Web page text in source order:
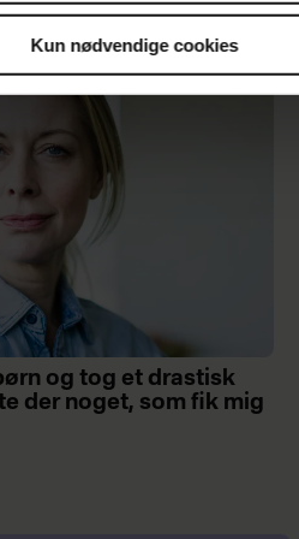
Kun nødvendige cookies
og tog et drastisk
der noget, som fik mig